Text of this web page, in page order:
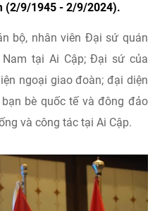
(2/9/1945 - 2/9/2024).
bộ, nhân viên Đại sứ quán
tại Ai Cập; Đại sứ của
ngoại giao đoàn; đại diện
bè quốc tế và đông đảo
và công tác tại Ai Cập.